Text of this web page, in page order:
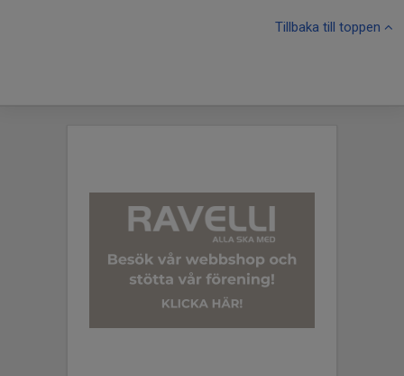
Tillbaka till toppen